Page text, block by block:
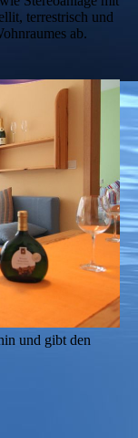
terrestrisch und
ab.
und gibt den